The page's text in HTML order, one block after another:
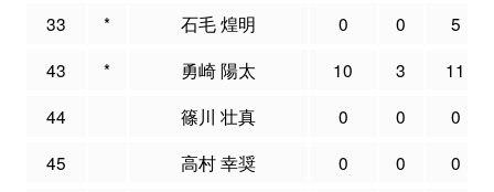
33 * 石毛 煌明 0 0
5
43
* 勇崎 陽太 10 3
11
44
篠川 壮真 0 0
0
45
高村 幸奨 0 0
0